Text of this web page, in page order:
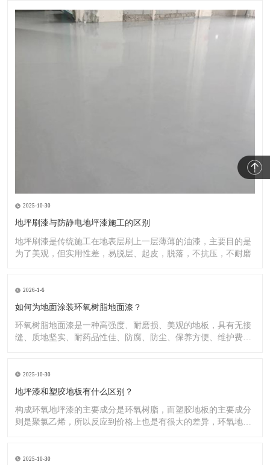
2025-10-30
地坪刷漆与防静电地坪漆施工的区别
地坪刷漆是传统施工在地表层刷上一层薄薄的油漆，主要目的是
为了美观，但实用性差，易脱层、起皮，脱落，不抗压，不耐磨
2026-1-6
如何为地面涂装环氧树脂地面漆？
环氧树脂地面漆是一种高强度、耐磨损、美观的地板，具有无接
缝、质地坚实、耐药品性佳、防腐、防尘、保养方便、维护费用
2025-10-30
地坪漆和塑胶地板有什么区别？
构成环氧地坪漆的主要成分是环氧树脂，而塑胶地板的主要成分
则是聚氯乙烯，所以反应到价格上也是有很大的差异，环氧地坪
2025-10-30